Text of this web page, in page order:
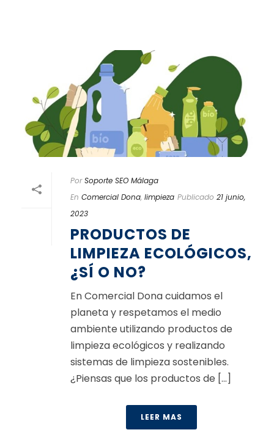
Por Soporte SEO Málaga
En Comercial Dona, limpieza Publicado 21 junio,
2023
PRODUCTOS DE
LIMPIEZA ECOLÓGICOS,
¿SÍ O NO?
En Comercial Dona cuidamos el
planeta y respetamos el medio
ambiente utilizando productos de
limpieza ecológicos y realizando
sistemas de limpieza sostenibles.
¿Piensas que los productos de [...]
LEER MAS